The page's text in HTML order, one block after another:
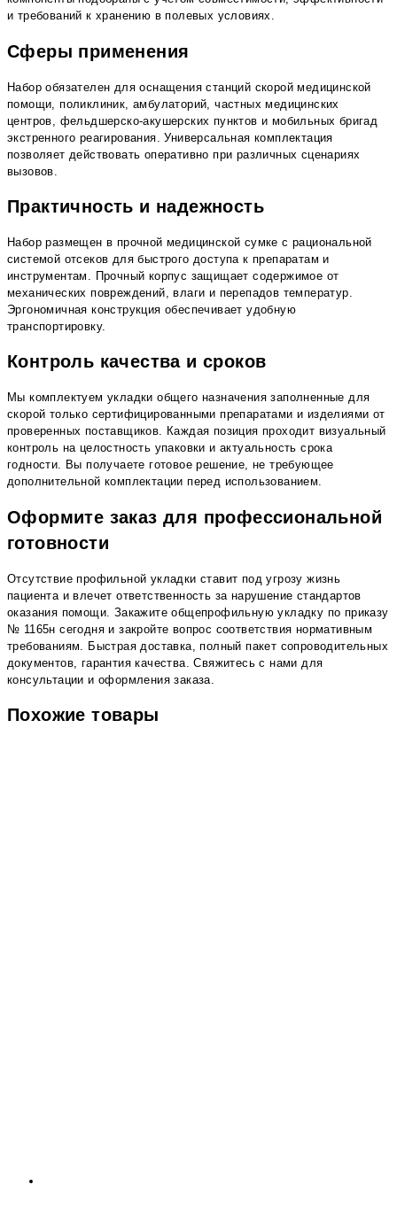
и требований к хранению в полевых условиях.
Сферы применения
Набор обязателен для оснащения станций скорой медицинской
помощи, поликлиник, амбулаторий, частных медицинских
центров, фельдшерско-акушерских пунктов и мобильных бригад
экстренного реагирования. Универсальная комплектация
позволяет действовать оперативно при различных сценариях
вызовов.
Практичность и надежность
Набор размещен в прочной медицинской сумке с рациональной
системой отсеков для быстрого доступа к препаратам и
инструментам. Прочный корпус защищает содержимое от
механических повреждений, влаги и перепадов температур.
Эргономичная конструкция обеспечивает удобную
транспортировку.
Контроль качества и сроков
Мы комплектуем укладки общего назначения заполненные для
скорой только сертифицированными препаратами и изделиями от
проверенных поставщиков. Каждая позиция проходит визуальный
контроль на целостность упаковки и актуальность срока
годности. Вы получаете готовое решение, не требующее
дополнительной комплектации перед использованием.
Оформите заказ для профессиональной
готовности
Отсутствие профильной укладки ставит под угрозу жизнь
пациента и влечет ответственность за нарушение стандартов
оказания помощи. Закажите общепрофильную укладку по приказу
№ 1165н сегодня и закройте вопрос соответствия нормативным
требованиям. Быстрая доставка, полный пакет сопроводительных
документов, гарантия качества. Свяжитесь с нами для
консультации и оформления заказа.
Похожие товары